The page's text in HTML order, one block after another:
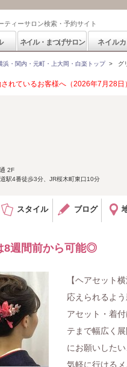
ティーサロン検索・予約サイト
ネイル・まつげサロン ネイル
浜・関内・元町・上大岡・白楽トップ> グ
れているお客様へ（2026年7月28日）
2F
駅4番徒歩3分、JR桜木町東口10分
スタイル ブログ
8週間前から可能◎
【ヘアセット
応えられるよ
アセット・着
テまで幅広く
にお願いした
気軽に行ける